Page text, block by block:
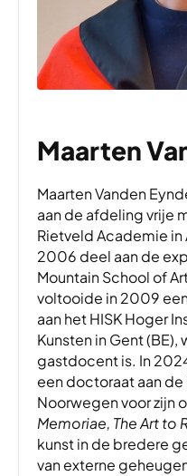
Maarten
Maarten Vanden
aan de afdeling vrije
Rietveld Academie in
2006 deel aan de
Mountain School of
voltooide in 2009
aan het HISK Hoger
Kunsten in Gent
gastdocent is. In
een doctoraat aan
Noorwegen voor zijn
Memoriae, The Art to
kunst in de bredere
van externe